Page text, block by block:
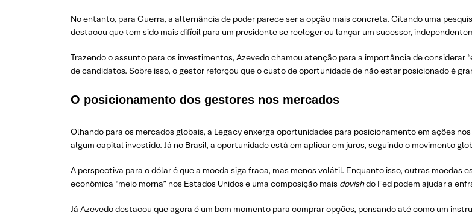
No entanto, para Guerra, a alternância de poder parece ser a opção mais concreta. Citando uma
destacou que tem sido mais difícil para um presidente se reeleger ou lançar um sucessor,
Trazendo o assunto para os investimentos, Azevedo chamou atenção para a importância de considerar
de candidatos. Sobre isso, o gestor reforçou que o custo de oportunidade de não estar posicionado é
O posicionamento dos gestores nos mercados
Olhando para os mercados globais, a Legacy enxerga oportunidades para posicionamento em ações
algum capital investido. Já no Brasil, a oportunidade está em aplicar em juros, seguindo o movimento
A perspectiva para o dólar é que a moeda siga fraca, mas menos volátil. Enquanto isso, outras moedas
econômica “meio morna” nos Estados Unidos e uma composição mais dovishdo Fed podem ajudar a
Já Azevedo destacou que agora é um bom momento para comprar opções, pensando até como um